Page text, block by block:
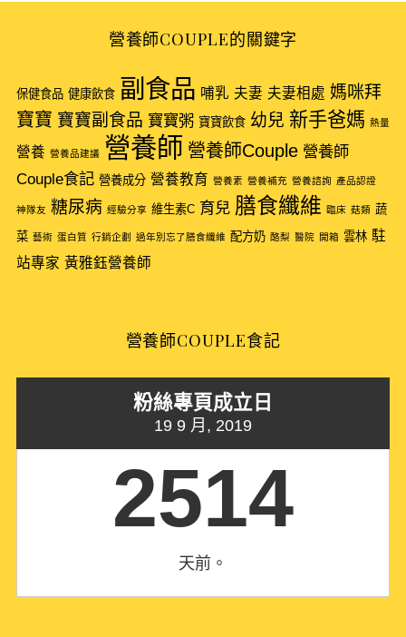
營養師COUPLE的關鍵字
保健食品 健康飲食 副食品 哺乳 夫妻 夫妻相處 媽咪拜
寶寶 寶寶副食品 寶寶粥 寶寶飲食 幼兒 新手爸媽 熱量
營養 營養品建議 營養師 營養師Couple 營養師
Couple食記 營養成分 營養教育 營養素 營養補充 營養諮詢 產品認證
神隊友 糖尿病 經驗分享 維生素C 育兒 膳食纖維 臨床 菇類 蔬
菜 藝術 蛋白質 行銷企劃 過年別忘了膳食纖維 配方奶 酪梨 醫院 開箱 雲林 駐
站專家 黃雅鈺營養師
營養師COUPLE食記
粉絲專頁成立日
19 9 月, 2019
2514
天前。